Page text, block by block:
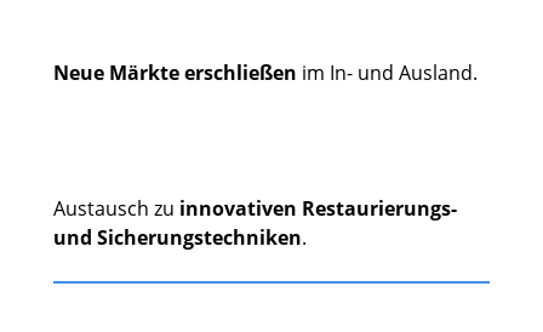
Neue Märkte erschließen im In- und Ausland.
Austausch zu innovativen Restaurierungs-
und Sicherungstechniken.